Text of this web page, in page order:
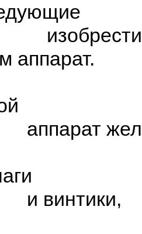
аппарат.